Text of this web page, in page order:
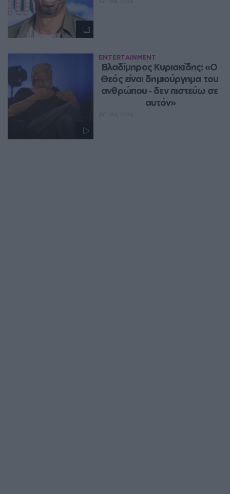
ENTERTAINMENT
Βλαδίμηρος Κυριακίδης: «Ο
Θεός είναι δημιούργημα του
ανθρώπου ‑ δεν πιστεύω σε
αυτόν»